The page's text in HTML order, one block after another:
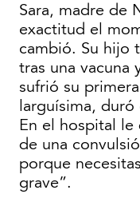
Sara, madre de
exactitud el
cambió. Su hijo
tras una vacuna
sufrió su
larguísima, duró
En el hospital
de una
porque
grave”.